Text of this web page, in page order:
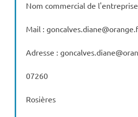
Nom commercial de
Mail :
Adresse :
07260
Rosières